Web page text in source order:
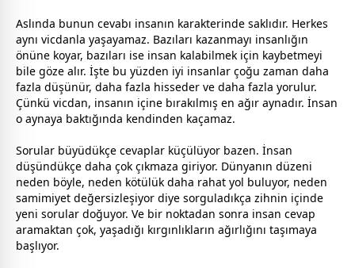
Aslında bunun cevabı insanın karakterinde saklıdır. Herkes
aynı vicdanla yaşayamaz. Bazıları kazanmayı insanlığın
önüne koyar, bazıları ise insan kalabilmek için kaybetmeyi
bile göze alır. İşte bu yüzden iyi insanlar çoğu zaman daha
fazla düşünür, daha fazla hisseder ve daha fazla yorulur.
Çünkü vicdan, insanın içine bırakılmış en ağır aynadır. İnsan
o aynaya baktığında kendinden kaçamaz.
Sorular büyüdükçe cevaplar küçülüyor bazen. İnsan
düşündükçe daha çok çıkmaza giriyor. Dünyanın düzeni
neden böyle, neden kötülük daha rahat yol buluyor, neden
samimiyet değersizleşiyor diye sorguladıkça zihnin içinde
yeni sorular doğuyor. Ve bir noktadan sonra insan cevap
aramaktan çok, yaşadığı kırgınlıkların ağırlığını taşımaya
başlıyor.